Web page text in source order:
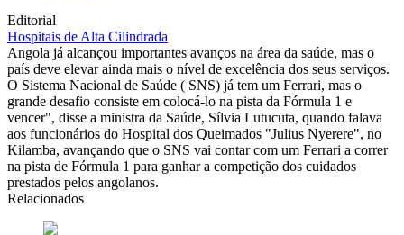
Editorial
Hospitais de Alta Cilindrada
Angola já alcançou importantes avanços na área da saúde, mas o
país deve elevar ainda mais o nível de excelência dos seus serviços.
O Sistema Nacional de Saúde ( SNS) já tem um Ferrari, mas o
grande desafio consiste em colocá-lo na pista da Fórmula 1 e
vencer", disse a ministra da Saúde, Sílvia Lutucuta, quando falava
aos funcionários do Hospital dos Queimados "Julius Nyerere", no
Kilamba, avançando que o SNS vai contar com um Ferrari a correr
na pista de Fórmula 1 para ganhar a competição dos cuidados
prestados pelos angolanos.
Relacionados